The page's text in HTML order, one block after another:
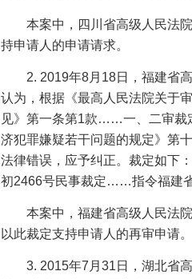
本案中，四川省高级人民法
持申请人的申请请求。
2. 2019年8月 18日，福建省
认为，根据《最高人民法院关于
见》第一条第1款……一、二审裁
济犯罪嫌疑若干问题的规定》第
法律错误，应予纠正。裁定如下
初2466号民事裁定……指令福建
本案中，福建省高级人民法
以此裁定支持申请人的再审申请。
3. 2015年7 月 31 日，湖北省